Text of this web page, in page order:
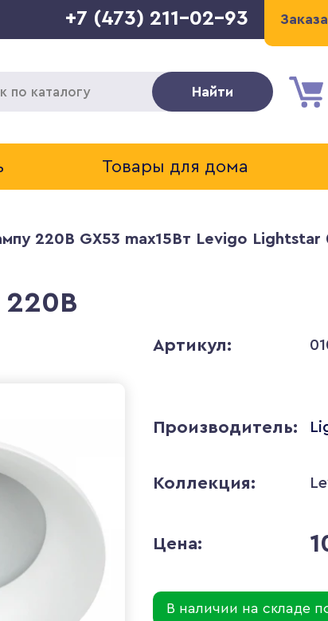
+7 (473) 211-02-93
Найти
Товары для дома
220В GX53 max15Вт Levigo Lightstar
220В
Артикул:
Производитель:
Коллекция:
Цена:
В наличии на складе